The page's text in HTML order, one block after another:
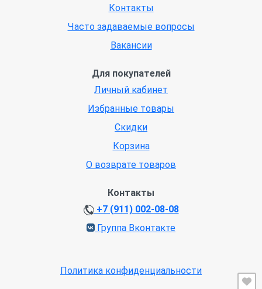
Контакты
Часто задаваемые вопросы
Вакансии
Для покупателей
Личный кабинет
Избранные товары
Скидки
Корзина
О возврате товаров
Контакты
+7 (911) 002-08-08
Группа Вконтакте
Политика конфиденциальности